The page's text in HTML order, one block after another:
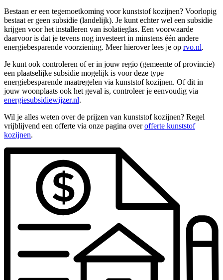
Bestaan er een tegemoetkoming voor kunststof kozijnen? Voorlopig
bestaat er geen subsidie (landelijk). Je kunt echter wel een subsidie
krijgen voor het installeren van isolatieglas. Een voorwaarde
daarvoor is dat je tevens nog investeert in minstens één andere
energiebesparende voorziening. Meer hierover lees je op rvo.nl.
Je kunt ook controleren of er in jouw regio (gemeente of provincie)
een plaatselijke subsidie mogelijk is voor deze type
energiebesparende maatregelen via kunststof kozijnen. Of dit in
jouw woonplaats ook het geval is, controleer je eenvoudig via
energiesubsidiewijzer.nl.
Wil je alles weten over de prijzen van kunststof kozijnen? Regel
vrijblijvend een offerte via onze pagina overofferte kunststof
kozijnen.